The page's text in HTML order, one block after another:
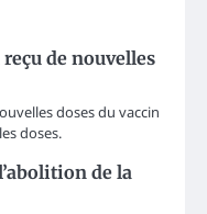
de nouvelles
doses du vaccin
doses.
de la